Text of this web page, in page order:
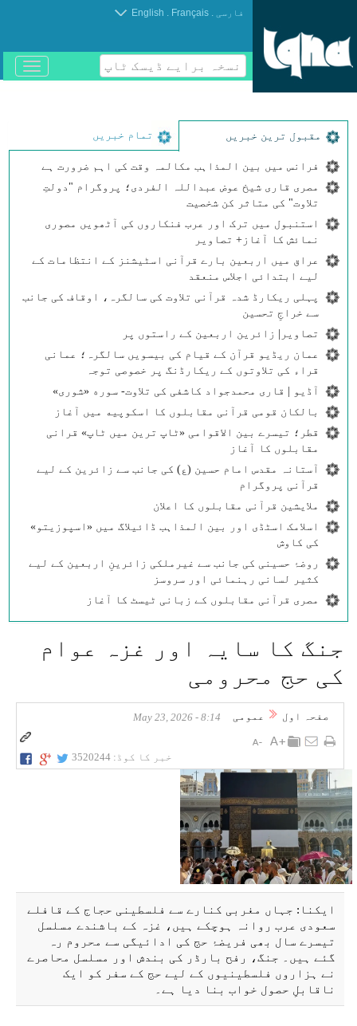
فارسی .
Français
.
English
نسخہ برایے ڈیسک ٹاپ
باز
و
مقبول ترین خبریں تمام خبریں
فرانس میں بین المذاہب مکالمہ وقت کی اہم ضرورت ہے
مصری قاری شیخ عوض عبداللہ الفردی؛ پروگرام "دولتِ
تلاوت" کی متاثر کن شخصیت
استنبول میں ترک اور عرب فنکاروں کی آٹھویں مصوری
نمائش کا آغاز+ تصاویر
عراق میں اربعین بارے قرآنی اسٹیشنز کے انتظامات کے
لیے ابتدائی اجلاس منعقد
پہلی ریکارڈ شدہ قرآنی تلاوت کی سالگرہ، اوقاف کی جانب
سے خراجِ تحسین
تصاویر| زائرین اربعین کے راستوں پر
عمان ریڈیو قرآن کے قیام کی بیسویں سالگرہ؛ عمانی
قراء کی تلاوتوں کے ریکارڈنگ پر خصوصی توجہ
آڈیو | قاری محمدجواد کاشفی کی تلاوت- سوره‌‌ «شوری»
بالکان قومی قرآنی مقابلوں کا اسکوپیه میں آغاز
قطر؛ تیسرے بین الاقوامی «ٹاپ ترین میں ٹاپ» قرانی
مقابلوں کا آغاز
آستانہ مقدس امام حسین (ع) کی جانب سے زائرین کے لیے
قرآنی پروگرام
ملایشین قرآنی مقابلوں کا اعلان
اسلامک اسٹڈی اور بین المذاہب ڈائیلاگ میں «اسپوزیتو»
کی کاوش
روضۂ حسینی کی جانب سے غیرملکی زائرینِ اربعین کے لیے
کثیر لسانی رہنمائی اور سروسز
مصری قرآنی مقابلوں کے زبانی ٹیسٹ کا آغاز
جنگ کا سایہ اور غزہ عوام
کی حج محرومی
صفحہ اول عمومی 8:14 - May 23, 2026
خبر کا کوڈ: 3520244
ایکنا: جہاں مغربی کنارے سے فلسطینی حجاج کے قافلے
سعودی عرب روانہ ہوچکے ہیں، غزہ کے باشندے مسلسل
تیسرے سال بھی فریضۂ حج کی ادائیگی سے محروم رہ
گئے ہیں۔ جنگ، رفح بارڈر کی بندش اور مسلسل محاصرے
نے ہزاروں فلسطینیوں کے لیے حج کے سفر کو ایک
ناقابلِ حصول خواب بنا دیا ہے۔